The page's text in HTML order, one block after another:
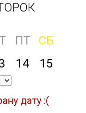
ПТ
СБ
14 15
дату :(